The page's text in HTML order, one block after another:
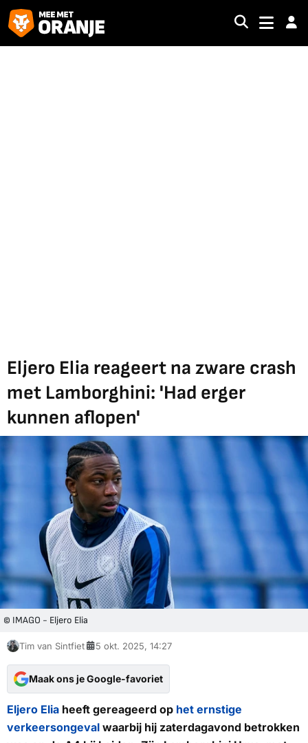
Eljero Elia reageert na zware crash
met Lamborghini: 'Had erger
kunnen aflopen'
© IMAGO - Eljero Elia
Tim van Sintfiet 5 okt. 2025, 14:27
Maak ons je Google-favoriet
Eljero Elia heeft gereageerd op het ernstige
verkeersongeval waarbij hij zaterdagavond betrokken